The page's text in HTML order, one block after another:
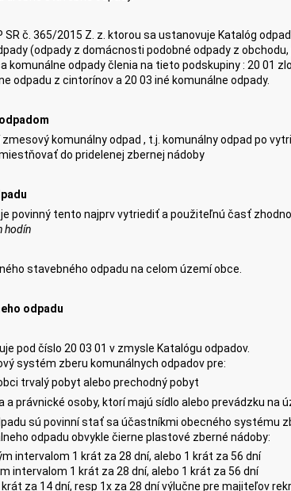
SR č. 365/2015 Z. z. ktorou sa ustanovuje Katalóg
(odpady z domácnosti podobné odpady z
komunálne odpady členia na tieto podskupiny : 20 01
odpadu z cintorínov a 20 03 iné komunálne odpady.
komunálny odpad , t.j. komunálny odpad po
do pridelenej zbernej nádoby
povinný tento najprv vytriediť a použiteľnú časť
hodín
stavebného odpadu na celom území obce.
odpadu
pod číslo 20 03 01 v zmysle Katalógu odpadov.
systém zberu komunálnych odpadov pre:
trvalý pobyt alebo prechodný pobyt
a právnické osoby, ktorí majú sídlo alebo prevádzku na
sú povinní stať sa účastníkmi obecného systému
odpadu obvykle čierne plastové zberné nádoby:
intervalom 1 krát za 28 dní, alebo 1 krát za 56 dní
intervalom 1 krát za 28 dní, alebo 1 krát za 56 dní
za 14 dní, resp 1x za 28 dní výlučne pre majiteľov